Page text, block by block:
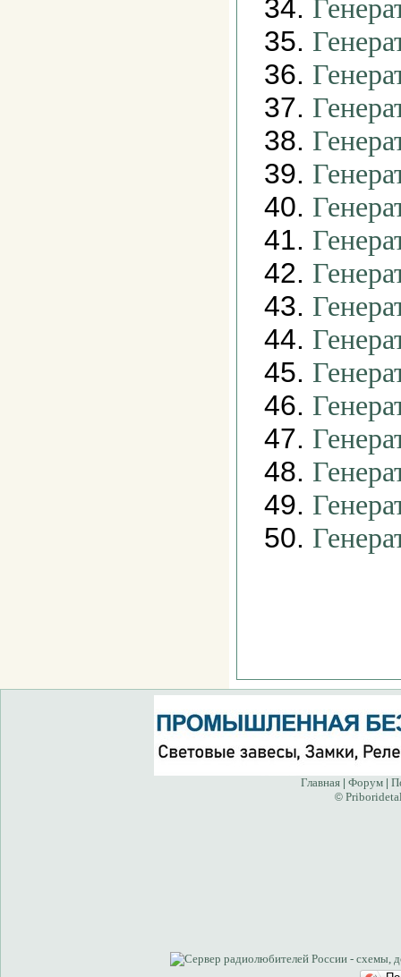
34.
35.
36.
37.
38.
39.
40.
41.
42.
43.
44.
45.
46.
47.
48.
49.
50.
Главная| Форум|
©